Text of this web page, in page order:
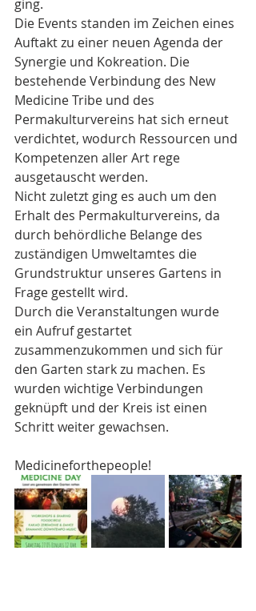
ging.
Die Events standen im Zeichen eines
Auftakt zu einer neuen Agenda der
Synergie und Kokreation. Die
bestehende Verbindung des New
Medicine Tribe und des
Permakulturvereins hat sich erneut
verdichtet, wodurch Ressourcen und
Kompetenzen aller Art rege
ausgetauscht werden.
Nicht zuletzt ging es auch um den
Erhalt des Permakulturvereins, da
durch behördliche Belange des
zuständigen Umweltamtes die
Grundstruktur unseres Gartens in
Frage gestellt wird.
Durch die Veranstaltungen wurde
ein Aufruf gestartet
zusammenzukommen und sich für
den Garten stark zu machen. Es
wurden wichtige Verbindungen
geknüpft und der Kreis ist einen
Schritt weiter gewachsen.
Medicineforthepeople!